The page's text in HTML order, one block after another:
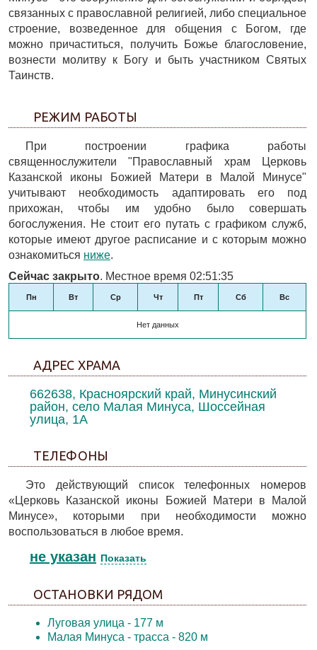
связанных с православной религией, либо специальное
строение, возведенное для общения с Богом, где
можно причаститься, получить Божье благословение,
вознести молитву к Богу и быть участником Святых
Таинств.
РЕЖИМ РАБОТЫ
При построении графика работы
священнослужители "Православный храм Церковь
Казанской иконы Божией Матери в Малой Минусе"
учитывают необходимость адаптировать его под
прихожан, чтобы им удобно было совершать
богослужения. Не стоит его путать с графиком служб,
которые имеют другое расписание и с которым можно
ознакомиться ниже.
Сейчас закрыто. Местное время 02:51:35
Пн Вт Ср Чт Пт Сб Вс
Нет данных
АДРЕС ХРАМА
662638, Красноярский край, Минусинский
район, село Малая Минуса, Шоссейная
улица, 1А
ТЕЛЕФОНЫ
Это действующий список телефонных номеров
«Церковь Казанской иконы Божией Матери в Малой
Минусе», которыми при необходимости можно
воспользоваться в любое время.
не указан Показать
ОСТАНОВКИ РЯДОМ
Луговая улица - 177 м
Малая Минуса - трасса - 820 м